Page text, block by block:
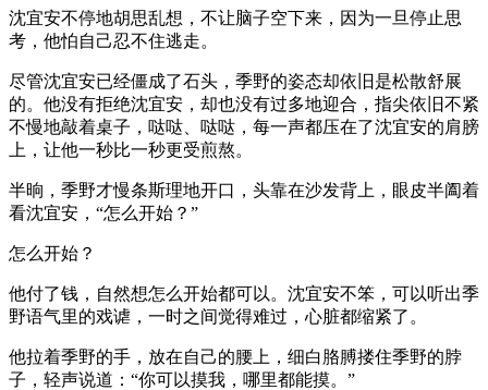
沈宜安不停地胡思乱想，不让脑子空下来，因为一旦停止思
考，他怕自己忍不住逃走。
尽管沈宜安已经僵成了石头，季野的姿态却依旧是松散舒展
的。他没有拒绝沈宜安，却也没有过多地迎合，指尖依旧不紧
不慢地敲着桌子，哒哒、哒哒，每一声都压在了沈宜安的肩膀
上，让他一秒比一秒更受煎熬。
半晌，季野才慢条斯理地开口，头靠在沙发背上，眼皮半阖着
看沈宜安，“怎么开始？”
怎么开始？
他付了钱，自然想怎么开始都可以。沈宜安不笨，可以听出季
野语气里的戏谑，一时之间觉得难过，心脏都缩紧了。
他拉着季野的手，放在自己的腰上，细白胳膊搂住季野的脖
子，轻声说道：“你可以摸我，哪里都能摸。”